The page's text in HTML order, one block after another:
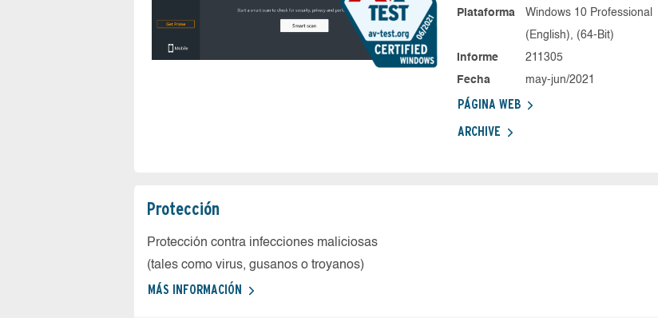
Plataforma
Windows 10 Professional
(English), (64-Bit)
Informe
211305
Fecha
may-jun/2021
PÁGINA WEB
ARCHIVE
Protección
Protección contra infecciones maliciosas
(tales como virus, gusanos o troyanos)
MÁS INFORMACIÓN